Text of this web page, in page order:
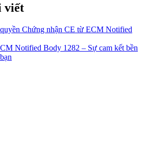
viết
Chứng nhận CE từ ECM Notified
Notified Body 1282 – Sự cam kết bền